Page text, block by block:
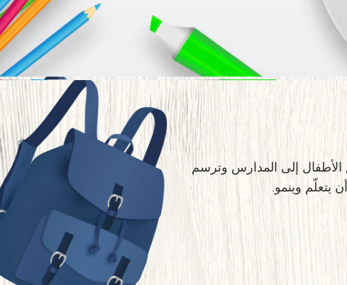
الأطفال إلى المدارس وترسم
يتعلّم وينمو.